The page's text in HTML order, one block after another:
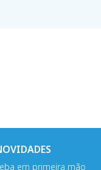
em primeira mão